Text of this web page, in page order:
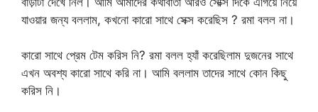
যাওয়ার জন্য বললাম, কখনো কারো সাথে সেক্স করেছিস ? রমা বলল না।
কারো সাথে প্রেম টেম করিস নি? রমা বলল হ্যাঁ করেছিলাম দুজনের সাথে
এখন অবশ্য কারো সাথে করি না। আমি বললাম তাদের সাথে কোন কিছু
করিস নি।